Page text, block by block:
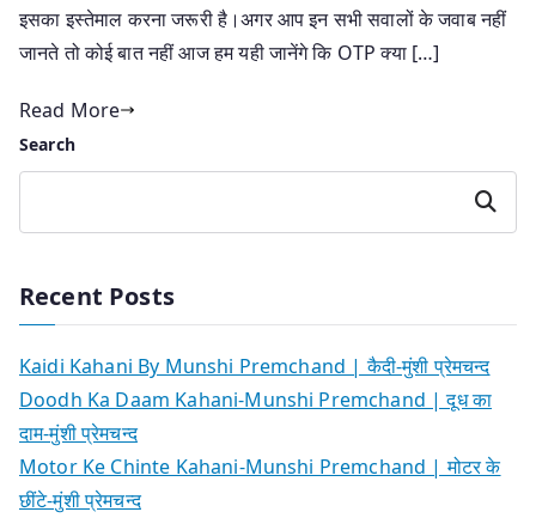
इसका इस्तेमाल करना जरूरी है।अगर आप इन सभी सवालों के जवाब नहीं
जानते तो कोई बात नहीं आज हम यही जानेंगे कि OTP क्या […]
Read More
Search
Search
Recent Posts
Kaidi Kahani By Munshi Premchand | कैदी-मुंशी प्रेमचन्द
Doodh Ka Daam Kahani-Munshi Premchand | दूध का
दाम-मुंशी प्रेमचन्द
Motor Ke Chinte Kahani-Munshi Premchand | मोटर के
छींटे-मुंशी प्रेमचन्द